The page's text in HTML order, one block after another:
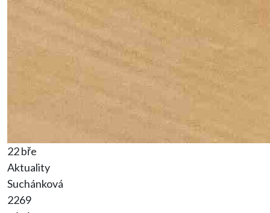
22 bře
Aktuality
Suchánková
2269